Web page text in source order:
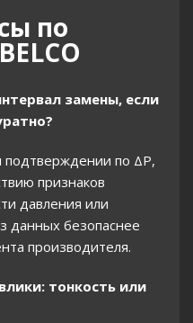
по
замены, если
подтверждении по ΔP,
признаков
давления или
данных безопаснее
производителя.
тонкость или